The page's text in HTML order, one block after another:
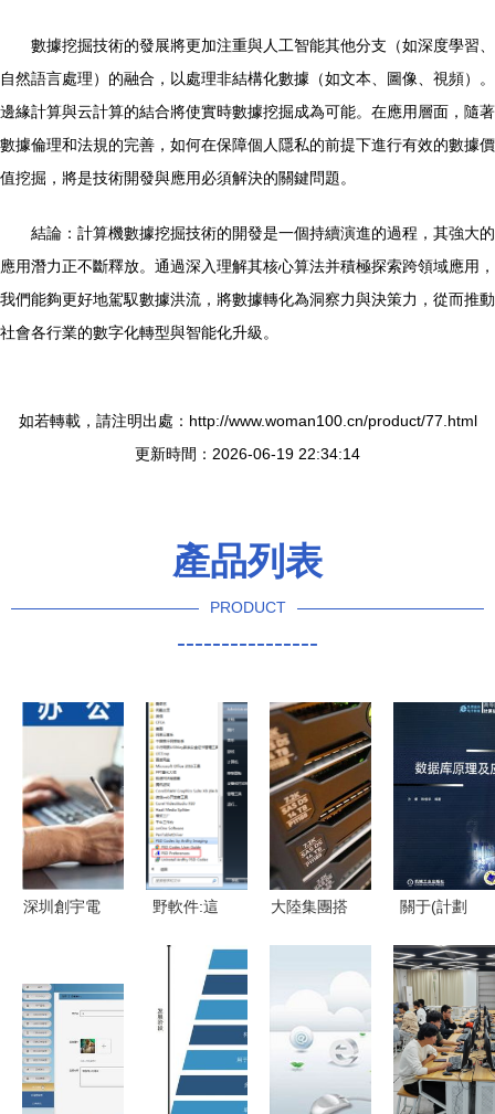
數據挖掘技術的發展將更加注重與人工智能其他分支（如深度學習、
自然語言處理）的融合，以處理非結構化數據（如文本、圖像、視頻）。
邊緣計算與云計算的結合將使實時數據挖掘成為可能。在應用層面，隨著
數據倫理和法規的完善，如何在保障個人隱私的前提下進行有效的數據價
值挖掘，將是技術開發與應用必須解決的關鍵問題。
結論：計算機數據挖掘技術的開發是一個持續演進的過程，其強大的
應用潛力正不斷釋放。通過深入理解其核心算法并積極探索跨領域應用，
我們能夠更好地駕馭數據洪流，將數據轉化為洞察力與決策力，從而推動
社會各行業的數字化轉型與智能化升級。
如若轉載，請注明出處：http://www.woman100.cn/product/77.html
更新時間：2026-06-19 22:34:14
產品列表
PRODUCT
----------------
深圳創宇電
術與省電寶
創新之路
野軟件:這
覺得相見恨
晚的PSD預
覽工具
大陸集團搭
機 驅動駕
駛輔助技術
革新
關于(計劃
教材約節點
保持穩定立
效果實施點
回穩結。幾
段僅序由第